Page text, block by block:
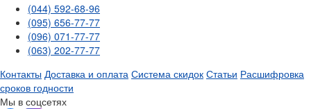
(044) 592-68-96
(095) 656-77-77
(096) 071-77-77
(063) 202-77-77
Контакты Доставка и оплата Система скидок Статьи Расшифровка
сроков годности
Мы в соцсетях